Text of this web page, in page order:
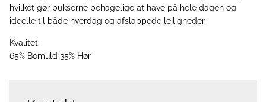
hvilket gør bukserne behagelige at have på hele dagen og
ideelle til både hverdag og afslappede lejligheder.
Kvalitet:
65% Bomuld 35% Hør